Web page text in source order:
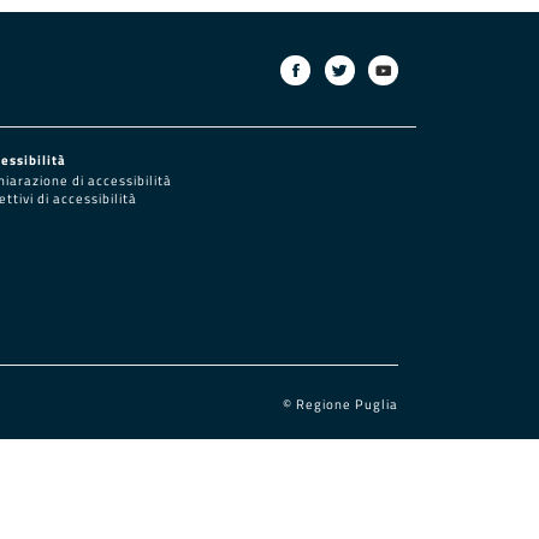
di accessibilità
di accessibilità
© Regione Puglia